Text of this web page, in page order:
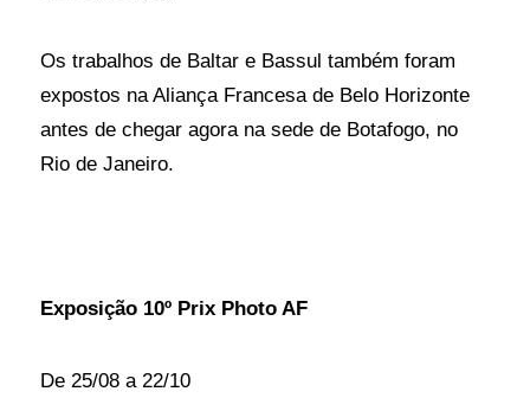
Os trabalhos de Baltar e Bassul também foram
expostos na Aliança Francesa de Belo Horizonte
antes de chegar agora na sede de Botafogo, no
Rio de Janeiro.
Exposição 10º Prix Photo AF
De 25/08 a 22/10